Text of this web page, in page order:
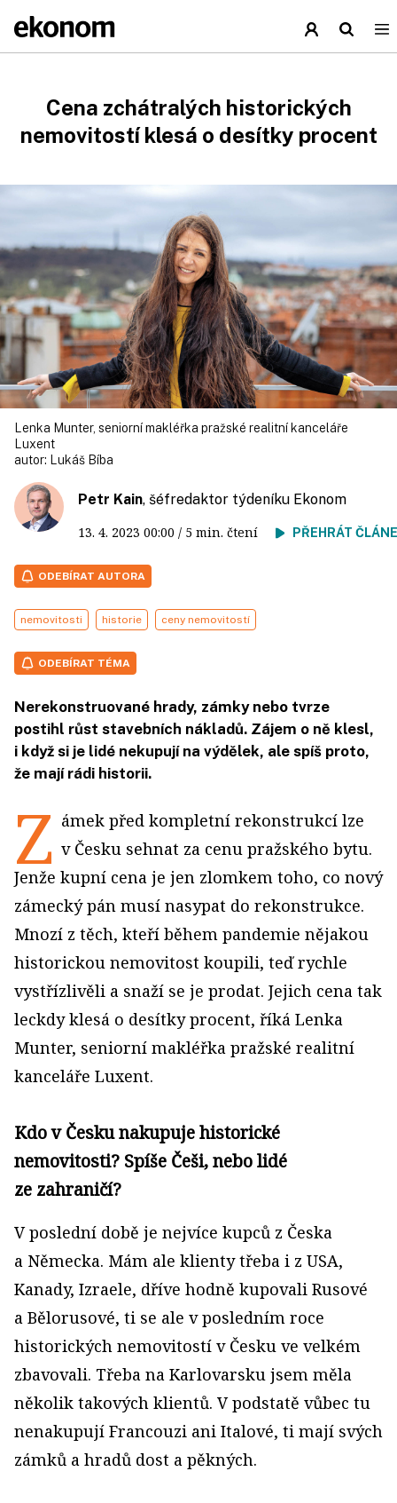
Cena zchátralých historických
nemovitostí klesá o desítky procent
Lenka Munter, seniorní makléřka pražské realitní kanceláře
Luxent
autor:
Lukáš Bíba
Petr Kain, šéfredaktor týdeníku Ekonom
13. 4. 2023 00:00 / 5 min. čtení PŘEHRÁT
ODEBÍRAT AUTORA
nemovitosti historie ceny nemovitostí
ODEBÍRAT TÉMA
Nerekonstruované hrady, zámky nebo tvrze
postihl růst stavebních nákladů. Zájem o ně klesl,
i když si je lidé nekupují na výdělek, ale spíš proto,
že mají rádi historii.
Z ámek před kompletní rekonstrukcí lze
v Česku sehnat za cenu pražského bytu.
Jenže kupní cena je jen zlomkem toho, co nový
zámecký pán musí nasypat do rekonstrukce.
Mnozí z těch, kteří během pandemie nějakou
historickou nemovitost koupili, teď rychle
vystřízlivěli a snaží se je prodat. Jejich cena tak
leckdy klesá o desítky procent, říká Lenka
Munter, seniorní makléřka pražské realitní
kanceláře Luxent.
Kdo v Česku nakupuje historické
nemovitosti? Spíše Češi, nebo lidé
ze zahraničí?
V poslední době je nejvíce kupců z Česka
a Německa. Mám ale klienty třeba i z USA,
Kanady, Izraele, dříve hodně kupovali Rusové
a Bělorusové, ti se ale v posledním roce
historických nemovitostí v Česku ve velkém
zbavovali. Třeba na Karlovarsku jsem měla
několik takových klientů. V podstatě vůbec tu
nenakupují Francouzi ani Italové, ti mají svých
zámků a hradů dost a pěkných.